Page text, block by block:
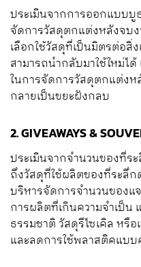
ประเมินจากการออกแบบ
จัดการวัสดุตกแต่งหลังจบ
เลือกใช้วัสดุที่เป็นมิตรต่อสิ่
สามารถนำกลับมาใช้ใหม่ไ
ในการจัดการวัสดุตกแต่งห
กลายเป็นขยะฝังกลบ
2. GIVEAWAYS &
ประเมินจากจำนวนของที่
ถึงวัสดุที่ใช้ผลิตของที่ระลึ
บริหารจัดการจำนวนของ
การผลิตที่เกินความจำเป็
ธรรมชาติ วัสดุรีไซเคิล ห
และลดการใช้พลาสติคแบบ